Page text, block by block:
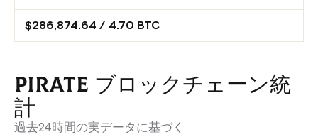
$286,874.64 / 4.70 BTC
PIRATE ブロックチェーン統
計
過去24時間の実データに基づく